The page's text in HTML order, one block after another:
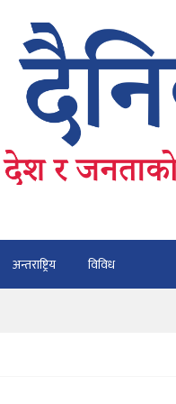
अन्तराष्ट्रिय विविध